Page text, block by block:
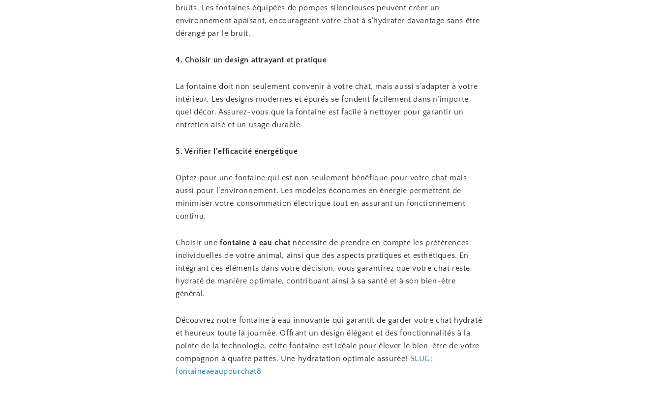
bruits. Les fontaines équipées de pompes silencieuses peuvent créer un
environnement apaisant, encourageant votre chat à s’hydrater davantage sans être
dérangé par le bruit.
4. Choisir un design attrayant et pratique
La fontaine doit non seulement convenir à votre chat, mais aussi s’adapter à votre
intérieur. Les designs modernes et épurés se fondent facilement dans n’importe
quel décor. Assurez-vous que la fontaine est facile à nettoyer pour garantir un
entretien aisé et un usage durable.
5. Vérifier l’efficacité énergétique
Optez pour une fontaine qui est non seulement bénéfique pour votre chat mais
aussi pour l’environnement. Les modèles économes en énergie permettent de
minimiser votre consommation électrique tout en assurant un fonctionnement
continu.
Choisir unefontaine à eau chat nécessite de prendre en compte les préférences
individuelles de votre animal, ainsi que des aspects pratiques et esthétiques. En
intégrant ces éléments dans votre décision, vous garantirez que votre chat reste
hydraté de manière optimale, contribuant ainsi à sa santé et à son bien-être
général.
Découvrez notre fontaine à eau innovante qui garantit de garder votre chat hydraté
et heureux toute la journée. Offrant un design élégant et des fonctionnalités à la
pointe de la technologie, cette fontaine est idéale pour élever le bien-être de votre
compagnon à quatre pattes. Une hydratation optimale assurée! SLUG:
fontaineaeaupourchat8